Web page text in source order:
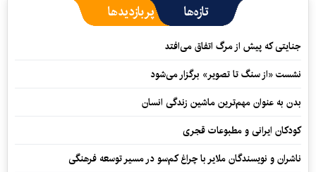
تازه‌ها پربازدیدها
جنایتی که پیش از مرگ اتفاق می‌افتد
نشست «از سنگ تا تصویر» برگزار می‌شود
بدن به عنوان مهم‌ترین ماشین زندگی انسان
کودکان ایرانی و مطبوعات قجری
ناشران و نویسندگان ملایر با چراغ کم‌سو در مسیر توسعه فرهنگی